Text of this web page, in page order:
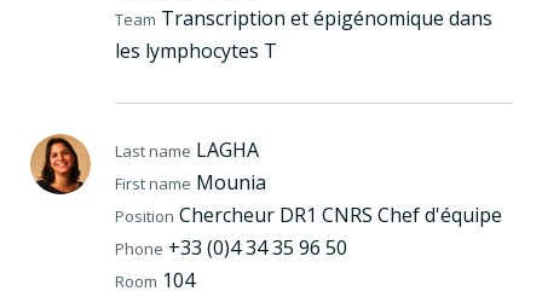
Team Transcription et épigénomique dans
les lymphocytes T
Last name LAGHA
First name Mounia
Position Chercheur DR1 CNRS Chef d'équipe
Phone +33 (0)4 34 35 96 50
Room 104